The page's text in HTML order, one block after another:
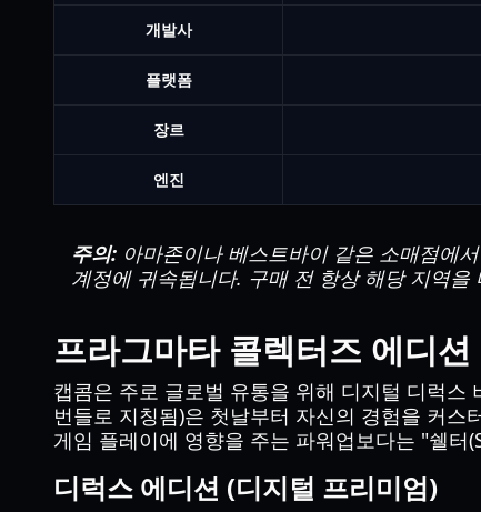
개발사
플랫폼
장르
엔진
주의: 아마존이나 베스트바이 같은 소매점에
계정에 귀속됩니다. 구매 전 항상 해당 지역을
프라그마타 콜렉터즈 에디
캡콤은 주로 글로벌 유통을 위해 디지털 디럭스
번들로 지칭됨)은 첫날부터 자신의 경험을 커
게임 플레이에 영향을 주는 파워업보다는 "쉘
디럭스 에디션 (디지털 프리미엄)